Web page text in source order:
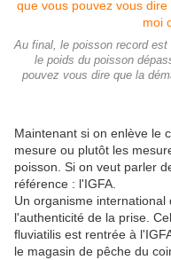
Au final, le poisson record
le poids du poisson
pouvez vous dire que la
Maintenant si on enlève le
mesure ou plutôt les
poisson. Si on veut parler
référence : l'IGFA.
Un organisme
l'authenticité de la prise.
fluviatilis est rentrée à
le magasin de pêche du